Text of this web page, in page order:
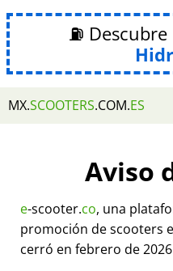
⛽
MX.SCOOTERS.COM.ES
Aviso
e-scooter.co, una
promoción de scooters
cerró en febrero de